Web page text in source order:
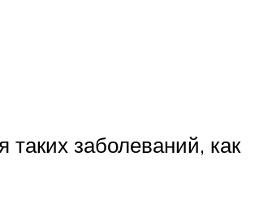
заболеваний, как